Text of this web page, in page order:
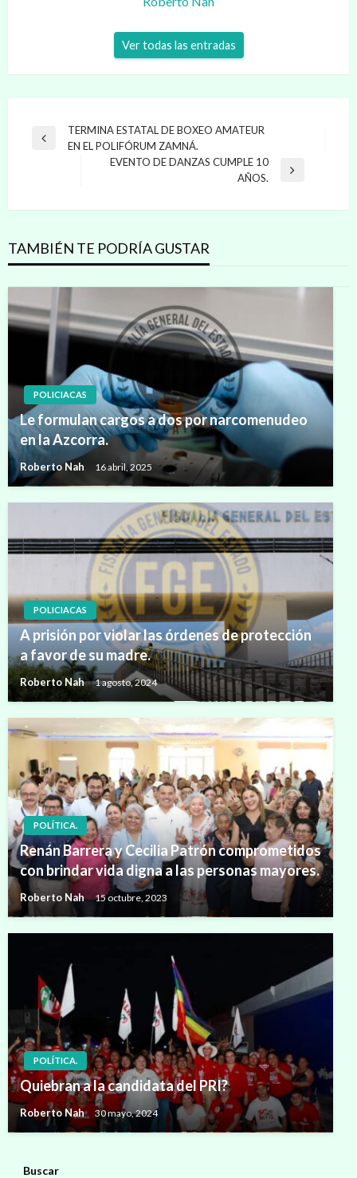
Ver todas las entradas
Navegación
Entrada
TERMINA ESTATAL DE BOXEO AMATEUR
EN EL POLIFÓRUM ZAMNÁ.
EVENTO DE DANZAS CUMPLE 10
AÑOS.
TAMBIÉN TE PODRÍA GUSTAR
POLICIACAS
Le formulan cargos a dos por narcomenudeo
en la Azcorra.
Roberto Nah 16 abril, 2025
POLICIACAS
A prisión por violar las órdenes de protección
a favor de su madre.
Roberto Nah 1 agosto, 2024
POLÍTICA.
Renán Barrera y Cecilia Patrón comprometidos
con brindar vida digna a las personas mayores.
Roberto Nah 15 octubre, 2023
POLÍTICA.
Quiebran a la candidata del PRI?
Roberto Nah 30 mayo, 2024
Buscar